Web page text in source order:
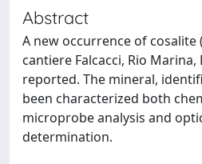
Abstract
A new occurrence of cosalite
cantiere Falcacci, Rio Marina,
reported. The mineral,
been characterized both
microprobe analysis and
determination.